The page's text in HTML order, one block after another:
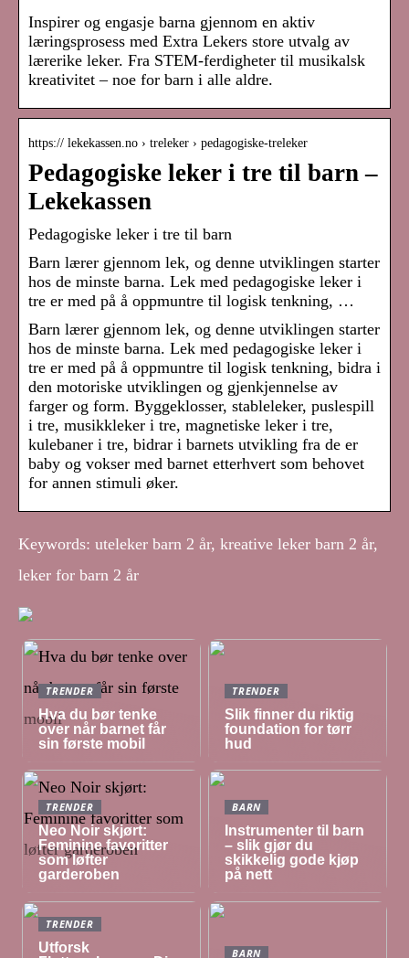
Inspirer og engasje barna gjennom en aktiv
læringsprosess med Extra Lekers store utvalg av
lærerike leker. Fra STEM-ferdigheter til musikalsk
kreativitet – noe for barn i alle aldre.
https:// lekekassen.no › treleker › pedagogiske-treleker
Pedagogiske leker i tre til barn –
Lekekassen
Pedagogiske leker i tre til barn
Barn lærer gjennom lek, og denne utviklingen starter
hos de minste barna. Lek med pedagogiske leker i
tre er med på å oppmuntre til logisk tenkning, …
Barn lærer gjennom lek, og denne utviklingen starter
hos de minste barna. Lek med pedagogiske leker i
tre er med på å oppmuntre til logisk tenkning, bidra i
den motoriske utviklingen og gjenkjennelse av
farger og form. Byggeklosser, stableleker, puslespill
i tre, musikkleker i tre, magnetiske leker i tre,
kulebaner i tre, bidrar i barnets utvikling fra de er
baby og vokser med barnet etterhvert som behovet
for annen stimuli øker.
Keywords: uteleker barn 2 år, kreative leker barn 2 år,
leker for barn 2 år
TRENDER
Hva du bør tenke
over når barnet får
sin første mobil
TRENDER
Slik finner du riktig
foundation for tørr
hud
TRENDER
Neo Noir skjørt:
Feminine favoritter
som løfter
garderoben
BARN
Instrumenter til barn
– slik gjør du
skikkelig gode kjøp
på nett
TRENDER
Utforsk
BARN